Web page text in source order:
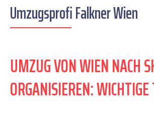
Umzugsprofi Falkner Wien
UMZUG VON WIEN NACH
ORGANISIEREN: